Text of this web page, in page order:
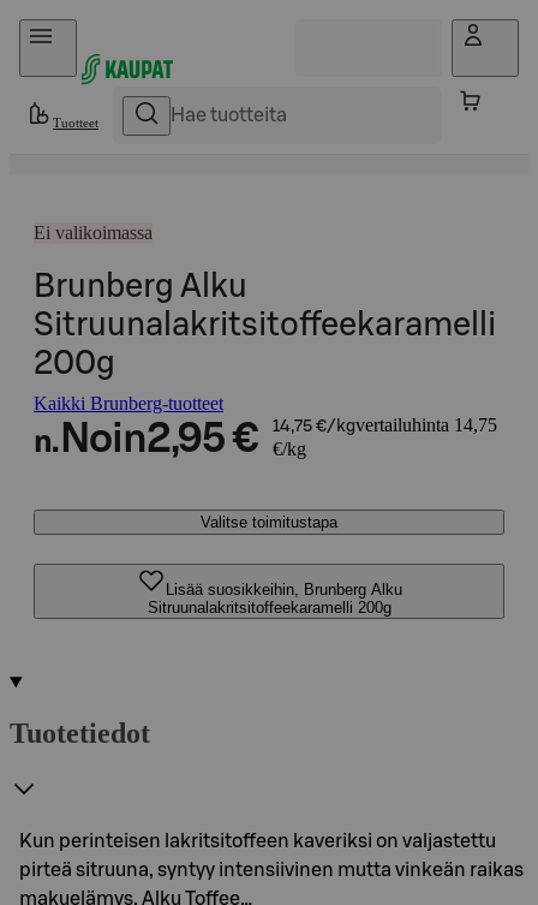
Hyppää sisältöön
Tuotteet
Ei valikoimassa
Brunberg Alku
Sitruunalakritsitoffeekaramelli
200g
Kaikki Brunberg-tuotteet
n. Noin2,95 € 14,75 €/kgvertailuhinta 14,75
€/kg
Valitse toimitustapa
Lisää suosikkeihin, Brunberg Alku
Sitruunalakritsitoffeekaramelli 200g
Tuotetiedot
Kun perinteisen lakritsitoffeen kaveriksi on valjastettu
pirteä sitruuna, syntyy intensiivinen mutta vinkeän raikas
makuelämys. Alku Toffee…